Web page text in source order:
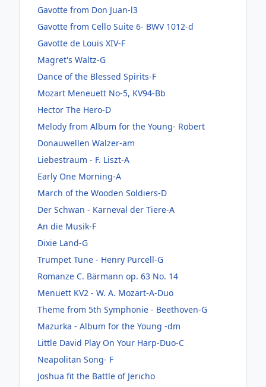
Gavotte from Don Juan-l3
Gavotte from Cello Suite 6- BWV 1012-d
Gavotte de Louis XIV-F
Magret's Waltz-G
Dance of the Blessed Spirits-F
Mozart Meneuett No-5, KV94-Bb
Hector The Hero-D
Melody from Album for the Young- Robert
Donauwellen Walzer-am
Liebestraum - F. Liszt-A
Early One Morning-A
March of the Wooden Soldiers-D
Der Schwan - Karneval der Tiere-A
An die Musik-F
Dixie Land-G
Trumpet Tune - Henry Purcell-G
Romanze C. Bärmann op. 63 No. 14
Menuett KV2 - W. A. Mozart-A-Duo
Theme from 5th Symphonie - Beethoven-G
Mazurka - Album for the Young -dm
Little David Play On Your Harp-Duo-C
Neapolitan Song- F
Joshua fit the Battle of Jericho